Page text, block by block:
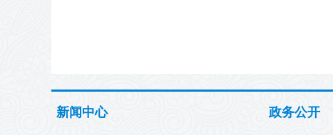
新闻中心 政务公开